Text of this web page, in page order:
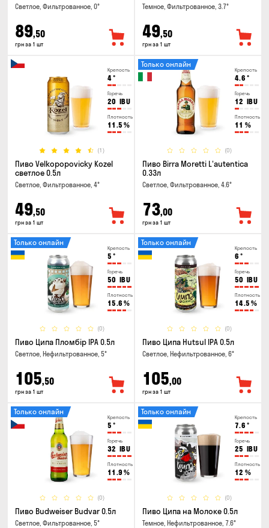
Светлое, Фильтрованное, 0°
89,50
грн за 1 шт
Темное, Фильтрованное, 3.7°
49,50
грн за 1 шт
Крепость
4°
Горечь
20 IBU
Плотность
11.5 %
(1)
Пиво Velkopopovicky Kozel
светлое 0.5л
Светлое, Фильтрованное, 4°
49,50
грн за 1 шт
Крепость
4.6 °
Горечь
12 IBU
Плотность
11 %
(0)
Только онлайн
Пиво Birra Moretti L'autentica
0.33л
Светлое, Фильтрованное, 4.6°
73,00
грн за 1 шт
Крепость
5 °
Горечь
50 IBU
Плотность
15.6 %
(0)
Только онлайн
Пиво Ципа Пломбір IPA 0.5л
Светлое, Нефильтрованное, 5°
105,50
грн за 1 шт
Крепость
6 °
Горечь
50 IBU
Плотность
14.5 %
(0)
Только онлайн
Пиво Ципа Hutsul IPA 0.5л
Светлое, Нефильтрованное, 6°
105,00
грн за 1 шт
Крепость
5 °
Горечь
32 IBU
Плотность
11.9 %
(0)
Только онлайн
Пиво Budweiser Budvar 0.5л
Светлое, Фильтрованное, 5°
Крепость
7.6 °
Горечь
25 IBU
Плотность
12 %
(0)
Только онлайн
Пиво Ципа на Молоке 0.5л
Темное, Нефильтрованное, 7.6°